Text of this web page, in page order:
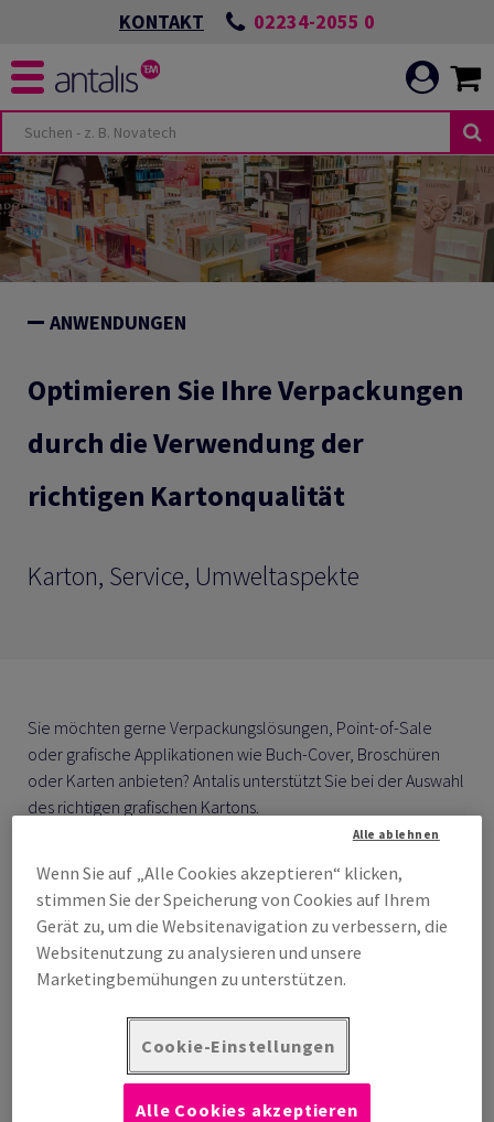
KONTAKT 02234-2055 0
ANWENDUNGEN
Optimieren Sie Ihre Verpackungen
durch die Verwendung der
richtigen Kartonqualität
Karton, Service, Umweltaspekte
Sie möchten gerne Verpackungslösungen, Point-of-Sale
oder grafische Applikationen wie Buch-Cover, Broschüren
oder Karten anbieten? Antalis unterstützt Sie bei der Auswahl
des richtigen grafischen Kartons.
Wenn Sie auf „Alle Cookies akzeptieren“ klicken,
stimmen Sie der Speicherung von Cookies auf Ihrem
Gerät zu, um die Websitenavigation zu verbessern, die
Websitenutzung zu analysieren und unsere
Marketingbemühungen zu unterstützen.
Cookie-Einstellungen
Alle ablehnen
Alle Cookies akzeptieren